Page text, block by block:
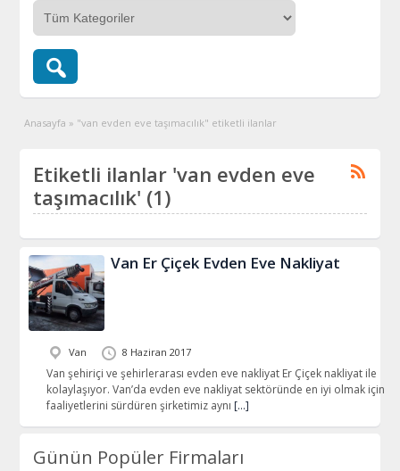
Anasayfa » "van evden eve taşımacılık" etiketli ilanlar
Etiketli ilanlar 'van evden eve
taşımacılık' (1)
Van Er Çiçek Evden Eve Nakliyat
Van 8 Haziran 2017
Van şehiriçi ve şehirlerarası evden eve nakliyat Er Çiçek nakliyat ile
kolaylaşıyor. Van’da evden eve nakliyat sektöründe en iyi olmak için
faaliyetlerini sürdüren şirketimiz aynı […]
Günün Popüler Firmaları